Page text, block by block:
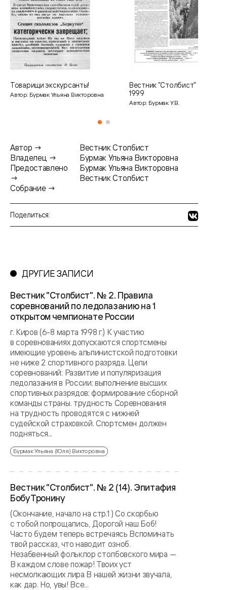
Товарищи экскурсанты!
Автор: Бурмак Ульяна Викторовна
Вестник "Столбист" №6 (18).
1999
Автор: Бурмак У.В.
Автор →
Владелец →
Предоставлено
→
Собрание →
Вестник Столбист
Бурмак Ульяна Викторовна
Бурмак Ульяна Викторовна
Вестник Столбист
Поделиться:
ДРУГИЕ ЗАПИСИ
Вестник "Столбист". № 2. Правила
соревнований по ледолазанию на 1
открытом чемпионате России
г. Киров (6-8 марта 1998 г.) К участию
в соревнованиях допускаются спортсмены
имеющие уровень альпинистской подготовки
не ниже 2 спортивного разряда. Цели
соревнований: Развитие и популяризация
ледолазания в России; выполнение высших
спортивных разрядов; формирование сборной
команды страны. трудность Соревнования
на трудность проводятся с нижней
судейской страховкой. Спортсмен должен
подняться...
Бурмак Ульяна (Юля) Викторовна
Вестник "Столбист". № 2 (14). Эпитафия
Бобу Тронину
(Окончание, начало на стр.1 ) Со скорбью
с тобой попрощались, Дорогой наш Боб!
Часто будем теперь встречаясь Вспоминать
твой рассказ, что наводит озноб.
Незабвенный фольклор столбовского мира —
В каждом слове пожар! Твоих уст
несмолкающих лира В нашей жизни звучала,
как дар. Но, увы! Все...